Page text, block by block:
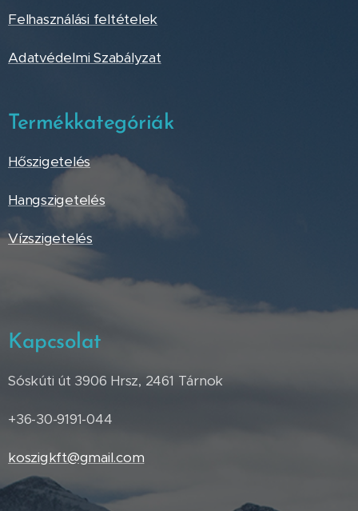
Felhasználási feltételek
Adatvédelmi Szabályzat
Termékkategóriák
Hőszigetelés
Hangszigetelés
Vízszigetelés
Kapcsolat
Sóskúti út 3906 Hrsz, 2461 Tárnok
+36-30-9191-044
koszigkft@gmail.com